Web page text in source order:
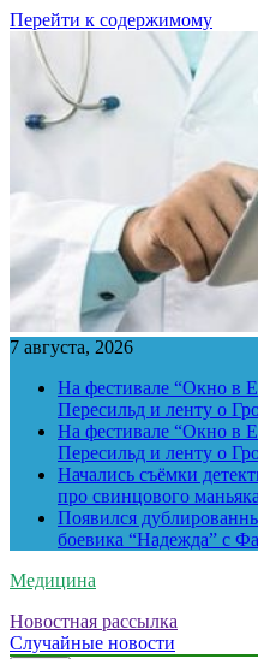
Перейти к содержимому
7 августа, 2026
На фестивале “Окно в
Пересильд и ленту о
На фестивале “Окно в
Пересильд и ленту о
Начались съёмки
про свинцового маньяка
Появился
боевика “Надежда” с
Медицина
Новостная рассылка
Случайные новости